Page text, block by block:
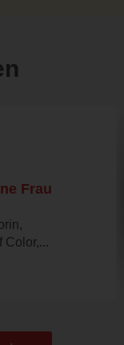
Frau
Color,...